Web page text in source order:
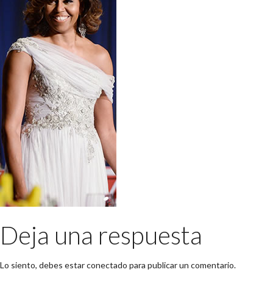
Deja una respuesta
Lo siento, debes estarconectado para publicar un comentario.